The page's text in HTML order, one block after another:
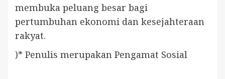
membuka peluang besar bagi
pertumbuhan ekonomi dan kesejahteraan
rakyat.
)* Penulis merupakan Pengamat Sosial